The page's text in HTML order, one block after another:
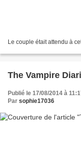
Le couple était attendu à
The Vampire
Publié le 17/08/2014 à
Par sophie17036